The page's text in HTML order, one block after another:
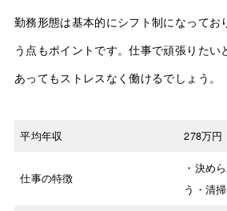
勤務形態は基本的にシフト制になってお
う点もポイントです。仕事で頑張りたい
あってもストレスなく働けるでしょう。
平均年収 278万円
仕事の特徴
・決め
う・清